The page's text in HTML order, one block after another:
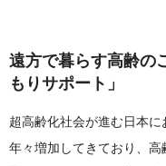
遠方で暮らす高齢の
もりサポート」
超高齢化社会が進む日本に
年々増加してきており、